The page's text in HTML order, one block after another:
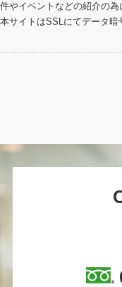
件やイベントなどの紹介の為
本サイトはSSLにてデータ暗